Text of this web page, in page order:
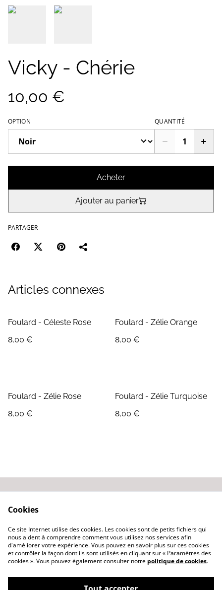
Vicky - Chérie
10,00 €
OPTION QUANTITÉ
Acheter
Ajouter au panier
PARTAGER
Articles connexes
Foulard - Céleste Rose
8,00 €
Foulard - Zélie Orange
8,00 €
Foulard - Zélie Rose
8,00 €
Foulard - Zélie Turquoise
8,00 €
Politique de
confidentialité
Cookies
Ce site Internet utilise des cookies. Les cookies sont de petits fichiers qui
nous aident à comprendre comment vous utilisez nos services afin
d'améliorer votre expérience. Vous pouvez en savoir plus sur ces cookies
et contrôler la façon dont ils sont utilisés en cliquant sur « Paramètres des
cookies ». Vous pouvez également consulter notre politique de cookies.